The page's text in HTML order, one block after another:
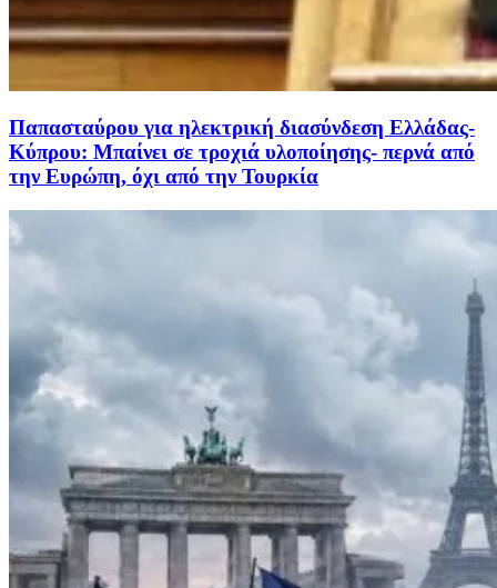
Παπασταύρου για ηλεκτρική διασύνδεση Ελλάδας-
Κύπρου: Μπαίνει σε τροχιά υλοποίησης- περνά από
την Ευρώπη, όχι από την Τουρκία